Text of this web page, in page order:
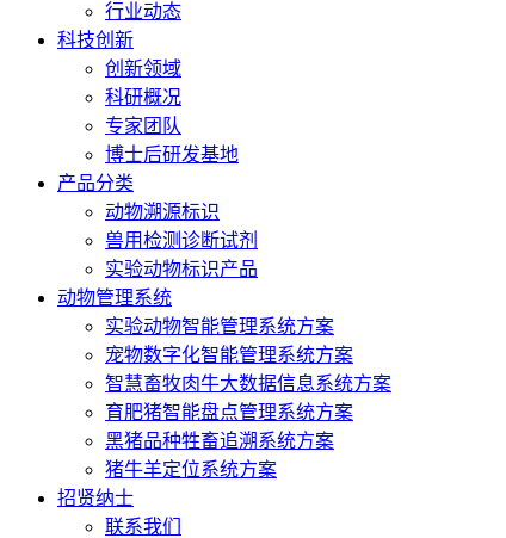
行业动态
科技创新
创新领域
科研概况
专家团队
博士后研发基地
产品分类
动物溯源标识
兽用检测诊断试剂
实验动物标识产品
动物管理系统
实验动物智能管理系统方案
宠物数字化智能管理系统方案
智慧畜牧肉牛大数据信息系统方案
育肥猪智能盘点管理系统方案
黑猪品种牲畜追溯系统方案
猪牛羊定位系统方案
招贤纳士
联系我们